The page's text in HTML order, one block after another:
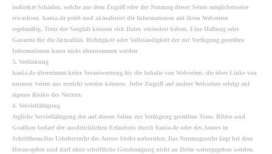
indirekte Schäden, welche aus dem Zugriff oder der Nutzung dieser Seiten möglicherweise
erwachsen. hania.de prüft und aktualisiert die Informationen auf ihren Webseiten
regelmäßig. Trotz der Sorgfalt können sich Daten verändert haben. Eine Haftung oder
Garantie für die Aktualität, Richtigkeit oder Vollständigkeit der zur Verfügung gestellten
Informationen kann nicht übernommen werden
3. Verlinkung
hania.de übernimmt keine Verantwortung für die Inhalte von Webseiten, die über Links von
unseren Seiten aus erreicht werden können. Jeder Zugriff auf andere Webseiten erfolgt auf
eigenes Risiko des Nutzers.
4. Vervielfältigung
Jegliche Vervielfältigung der auf diesen Seiten zur Verfügung gestellten Texte, Bilder und
Grafiken bedarf der ausdrücklichen Erlaubnis durch hania.de oder des Autors in
Schriftform.Das Urheberrecht des Autors bleibt unberührt. Das Nutzungsrecht liegt bei dem
Herausgeber und darf ohne schriftliche Genehmigung nicht an Dritte weitergegeben werden.